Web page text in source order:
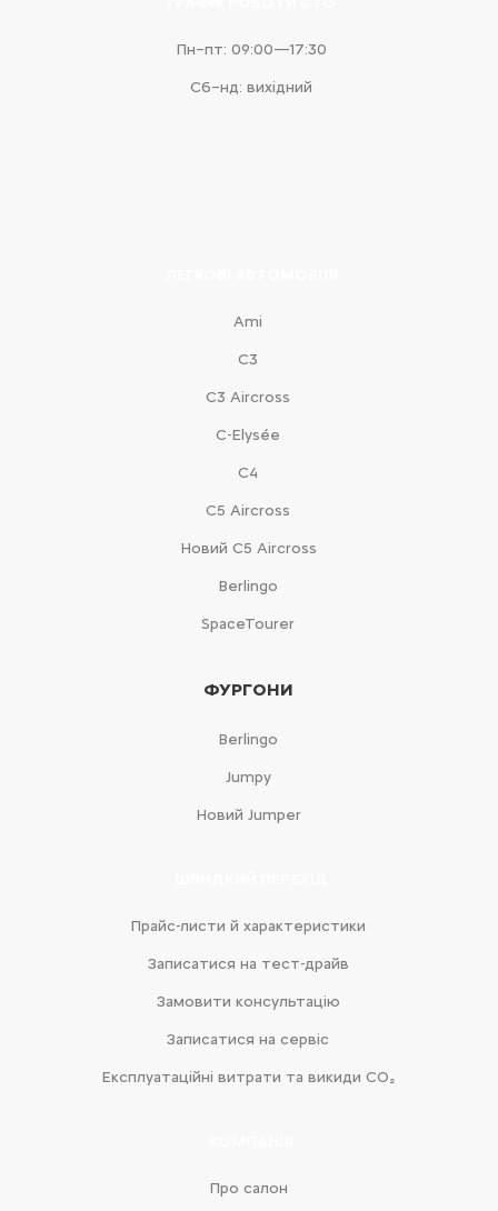
Пн–пт: 09:00—17:30
Сб–нд: вихідний
Ami
С3
С3 Aircross
C-Elysée
С4
С5 Aircross
Новий С5 Aircross
Berlingo
SpaceTourer
ФУРГОНИ
Berlingo
Jumpy
Новий Jumper
Прайс-листи й характеристики
Записатися на тест-драйв
Замовити консультацію
Записатися на сервіс
Експлуатаційні витрати та викиди CO₂
Про салон